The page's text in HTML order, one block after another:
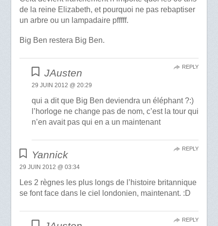
de la reine Elizabeth, et pourquoi ne pas rebaptiser
un arbre ou un lampadaire pfffff.
Big Ben restera Big Ben.
JAusten
29 JUIN 2012 @ 20:29
qui a dit que Big Ben deviendra un éléphant ?:)
l’horloge ne change pas de nom, c’est la tour qui
n’en avait pas qui en a un maintenant
REPLY
Yannick
29 JUIN 2012 @ 03:34
Les 2 règnes les plus longs de l’histoire britannique
se font face dans le ciel londonien, maintenant. :D
REPLY
REPLY